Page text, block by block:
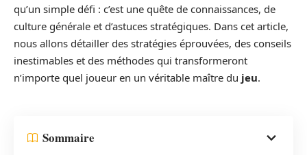
qu’un simple défi : c’est une quête de connaissances, de
culture générale et d’astuces stratégiques. Dans cet article,
nous allons détailler des stratégies éprouvées, des conseils
inestimables et des méthodes qui transformeront
n’importe quel joueur en un véritable maître du jeu.
Sommaire